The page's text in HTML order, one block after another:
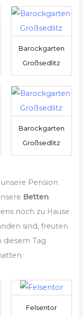
Barockgarten
Großsedlitz
Barockgarten
Großsedlitz
Pension
Betten.
noch zu Hause
sind, freuten
diesem Tag
Felsentor